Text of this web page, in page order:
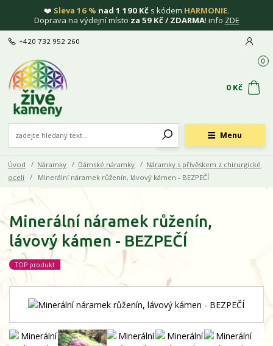
❤️ Sleva 16 % nad 1 190 Kč s kódem HARMONIE.
Doprava na výdejní místo za 59 Kč / ZDARMA! info ZDE
Menu
+420 732 952 260
0
0 Kč
Úvod Náramky Dámské náramky
Náramky s přívěskem z chirurgické
oceli
Minerální náramek růženín, lávový kámen - BEZPEČÍ
Minerální náramek růženín,
lávový kámen - BEZPEČÍ
TOP produkt